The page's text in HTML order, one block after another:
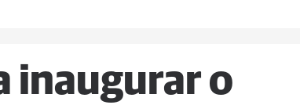
inaugurar o